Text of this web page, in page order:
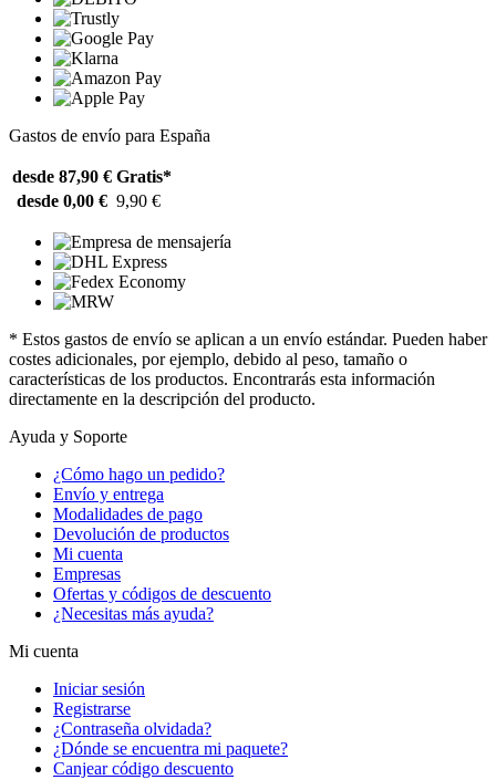
Gastos de envío para España
desde 87,90 € Gratis*
desde 0,00 € 9,90 €
* Estos gastos de envío se aplican a un envío estándar. Pueden haber
costes adicionales, por ejemplo, debido al peso, tamaño o
características de los productos. Encontrarás esta información
directamente en la descripción del producto.
Ayuda y Soporte
¿Cómo hago un pedido?
Envío y entrega
Modalidades de pago
Devolución de productos
Mi cuenta
Empresas
Ofertas y códigos de descuento
¿Necesitas más ayuda?
Mi cuenta
Iniciar sesión
Registrarse
¿Contraseña olvidada?
¿Dónde se encuentra mi paquete?
Canjear código descuento